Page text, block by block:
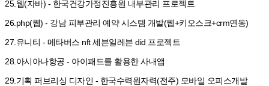
25.웹(자바) - 한국건강가정진흥원 내부관리 프로젝트
26.php(웹) - 강남 피부관리 예약 시스템 개발(웹+키오스크+crm연동)
27.유니티 - 메타버스 nft 세븐일레븐 did 프로젝트
28.아시아나항공 - 아이패드를 활용한 사내앱
29.기획 퍼브리싱 디자인 - 한국수력원자력(전주) 모바일 오피스개발